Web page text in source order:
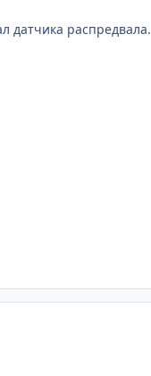
датчика распредвала.